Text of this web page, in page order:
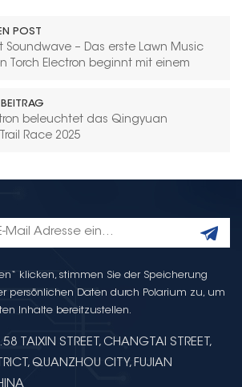
POST
Soundwave – Das erste Lawn Music
Torch Electron beginnt mit einem
beleuchtet das Qingyuan
Race 2025
klicken, stimmen Sie der Speicherung
persönlichen Daten durch Polarium zu, um
Inhalte bereitzustellen.
TAIXIN STREET, CHANGTAI STREET,
QUANZHOU CITY, FUJIAN